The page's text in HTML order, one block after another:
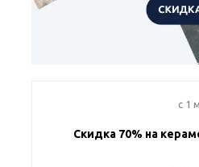
c 1
Скидка 70% на